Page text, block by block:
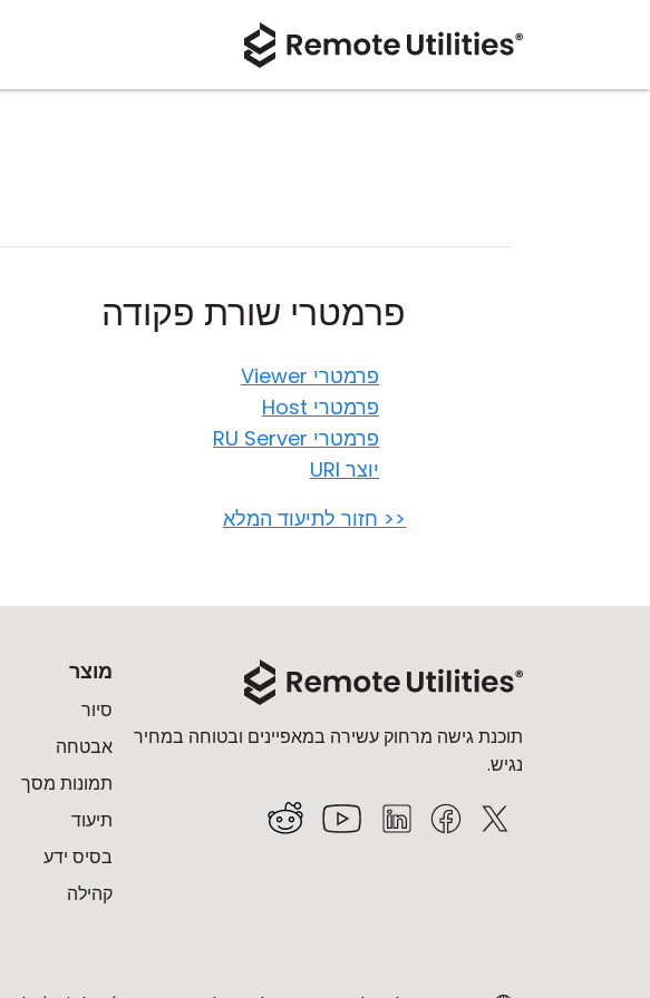
פרמטרי שורת פקודה
פרמטרי Viewer
פרמטרי Host
פרמטרי RU Server
יוצר URI
<< חזור לתיעוד המלא
תוכנת גישה מרחוק עשירה במאפיינים ובטוחה במחיר
נגיש.
מוצר
סיור
אבטחה
תמונות מסך
תיעוד
בסיס ידע
קהילה